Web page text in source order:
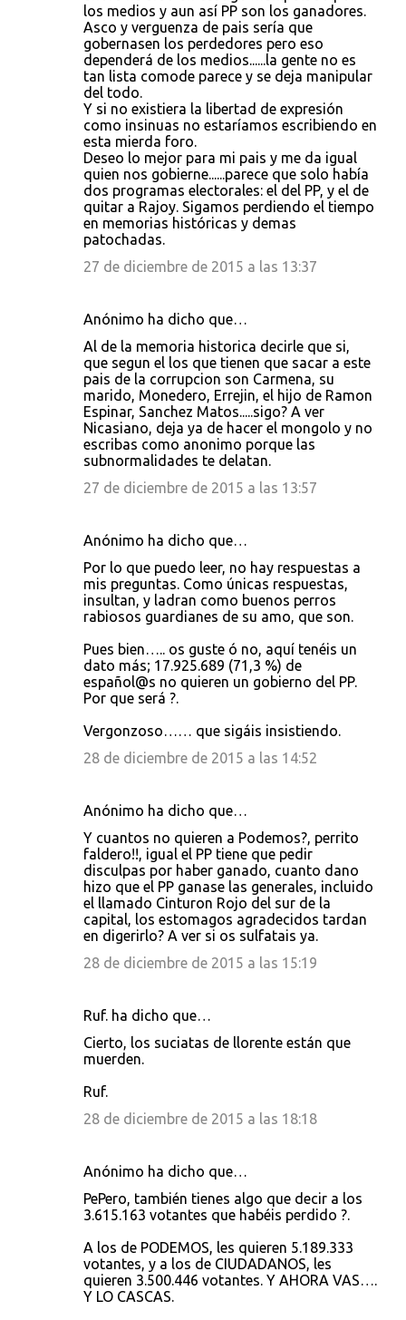
los medios y aun así PP son los ganadores.
Asco y verguenza de pais sería que
gobernasen los perdedores pero eso
dependerá de los medios......la gente no es
tan lista comode parece y se deja manipular
del todo.
Y si no existiera la libertad de expresión
como insinuas no estaríamos escribiendo en
esta mierda foro.
Deseo lo mejor para mi pais y me da igual
quien nos gobierne......parece que solo había
dos programas electorales: el del PP, y el de
quitar a Rajoy. Sigamos perdiendo el tiempo
en memorias históricas y demas
patochadas.
27 de diciembre de 2015 a las 13:37
Anónimo ha dicho que…
Al de la memoria historica decirle que si,
que segun el los que tienen que sacar a este
pais de la corrupcion son Carmena, su
marido, Monedero, Errejin, el hijo de Ramon
Espinar, Sanchez Matos.....sigo? A ver
Nicasiano, deja ya de hacer el mongolo y no
escribas como anonimo porque las
subnormalidades te delatan.
27 de diciembre de 2015 a las 13:57
Anónimo ha dicho que…
Por lo que puedo leer, no hay respuestas a
mis preguntas. Como únicas respuestas,
insultan, y ladran como buenos perros
rabiosos guardianes de su amo, que son.
Pues bien….. os guste ó no, aquí tenéis un
dato más; 17.925.689 (71,3 %) de
español@s no quieren un gobierno del PP.
Por que será ?.
Vergonzoso…… que sigáis insistiendo.
28 de diciembre de 2015 a las 14:52
Anónimo ha dicho que…
Y cuantos no quieren a Podemos?, perrito
faldero!!, igual el PP tiene que pedir
disculpas por haber ganado, cuanto dano
hizo que el PP ganase las generales, incluido
el llamado Cinturon Rojo del sur de la
capital, los estomagos agradecidos tardan
en digerirlo? A ver si os sulfatais ya.
28 de diciembre de 2015 a las 15:19
Ruf. ha dicho que…
Cierto, los suciatas de llorente están que
muerden.
Ruf.
28 de diciembre de 2015 a las 18:18
Anónimo ha dicho que…
PePero, también tienes algo que decir a los
3.615.163 votantes que habéis perdido ?.
A los de PODEMOS, les quieren 5.189.333
votantes, y a los de CIUDADANOS, les
quieren 3.500.446 votantes. Y AHORA VAS….
Y LO CASCAS.